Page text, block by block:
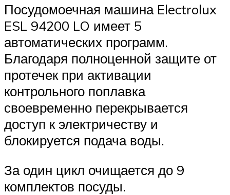
Посудомоечная машина Electrolux
ESL 94200 LO имеет 5
автоматических программ.
Благодаря полноценной защите от
протечек при активации
контрольного поплавка
своевременно перекрывается
доступ к электричеству и
блокируется подача воды.
За один цикл очищается до 9
комплектов посуды.